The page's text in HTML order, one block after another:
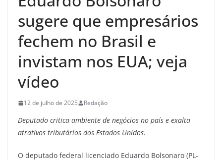
sugere que empresários
fechem no Brasil e
invistam nos EUA; veja
vídeo
12 de julho de 2025 Redação
Deputado critica ambiente de negócios no país e exalta
atrativos tributários dos Estados Unidos.
O deputado federal licenciado Eduardo Bolsonaro (PL-